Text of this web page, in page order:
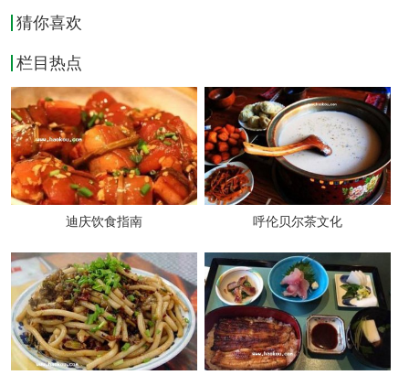
电话：0415-31214440415-3120211
七月酒吧
地址：丹东市沿江开发区
电话：0415-3122277
日月潭
地址：沿江开发区A区
电话：0415-3145678
猜你喜欢
栏目热点
迪庆饮食指南 呼伦贝尔茶文化